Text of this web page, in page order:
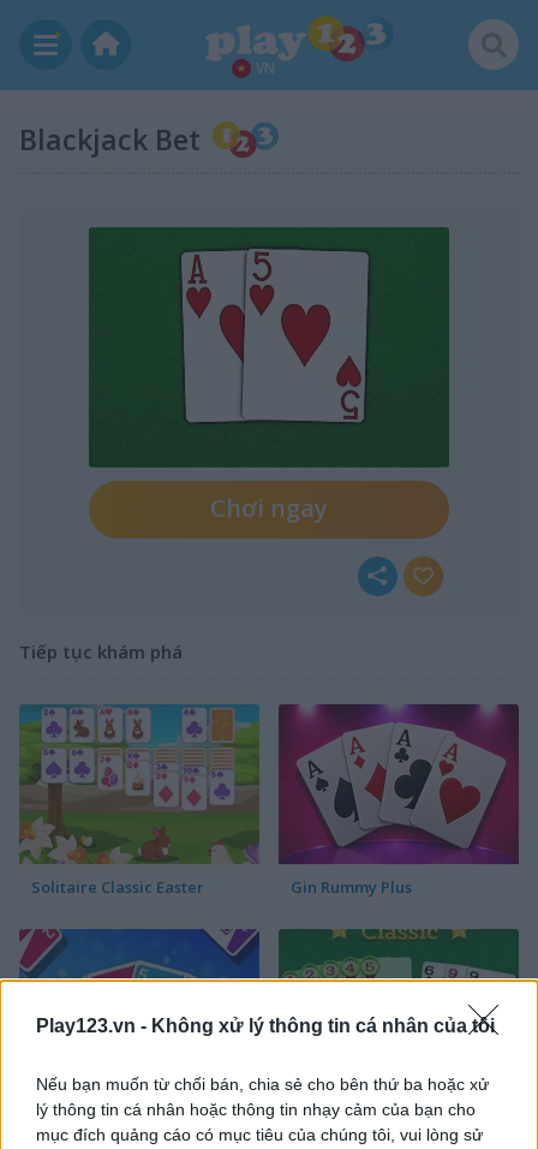
Play123.vn - Không xử lý thông tin cá nhân của tôi
Nếu bạn muốn từ chối bán, chia sẻ cho bên thứ ba hoặc xử
lý thông tin cá nhân hoặc thông tin nhạy cảm của bạn cho
mục đích quảng cáo có mục tiêu của chúng tôi, vui lòng sử
VN
Blackjack Bet
Chơi ngay
Tiếp tục khám phá
Solitaire Classic Easter Gin Rummy Plus
Duo Cards Gin Rummy Classic